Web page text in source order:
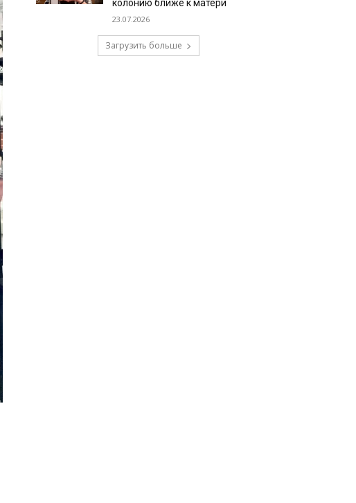
колонию ближе к матери
23.07.2026
Загрузить больше